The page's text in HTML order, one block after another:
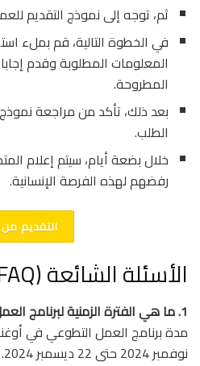
ثم، توجه إلى نموذج التقديم
في الخطوة التالية، قم بملء
المعلومات المطلوبة وقدم
المطروحة.
بعد ذلك، تأكد من مراجعة نموذج
الطلب.
خلال بضعة أيام، سيتم إعلام
رفضهم لهذه الفرصة الإنسانية.
التقديم
الأسئلة الشائعة (FAQ)
1. ما هي الفترة الزمنية لبرنامج العمل التطوعي في أوغندا؟
نوفمبر 2024 حتى 22 ديسمبر 2024.